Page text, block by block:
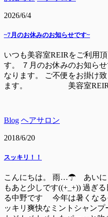
2026/6/4
~7月のお休みのお知らせです~
いつも美容室REIRをご利用
す。 ７月のお休みのお知ら
なります。 ご不便をお掛け
ます。 美容室
Blog ヘアサロン
2018/6/20
スッキリ！！
こんにちは。 雨…☂ あいに
もあと少しです((+_+)) 過ぎ
る中野です 今年は暑くなる
ッキリ爽快なミントシャン